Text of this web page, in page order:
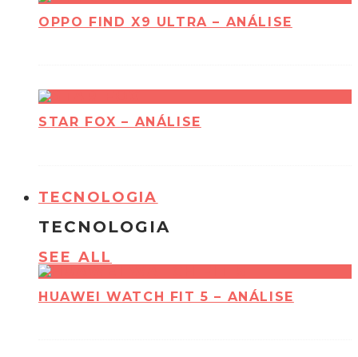
OPPO FIND X9 ULTRA – ANÁLISE
STAR FOX – ANÁLISE
TECNOLOGIA
TECNOLOGIA
SEE ALL
HUAWEI WATCH FIT 5 – ANÁLISE